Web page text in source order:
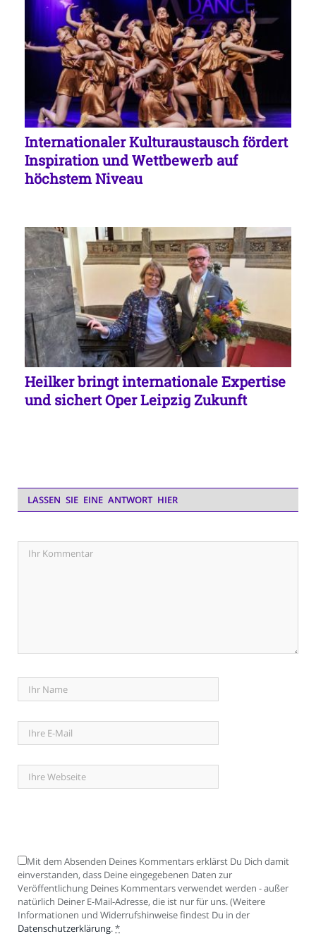
Internationaler Kulturaustausch fördert
Inspiration und Wettbewerb auf
höchstem Niveau
Heilker bringt internationale Expertise
und sichert Oper Leipzig Zukunft
LASSEN SIE EINE ANTWORT HIER
Mit dem Absenden Deines Kommentars erklärst Du Dich damit
einverstanden, dass Deine eingegebenen Daten zur
Veröffentlichung Deines Kommentars verwendet werden - außer
natürlich Deiner E-Mail-Adresse, die ist nur für uns. (Weitere
Informationen und Widerrufshinweise findest Du in der
Datenschutzerklärung.*